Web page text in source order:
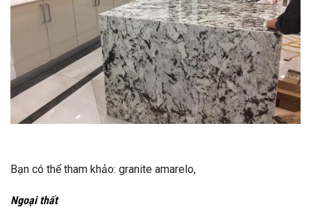
Bạn có thể tham khảo: granite amarelo,
Ngoại thất